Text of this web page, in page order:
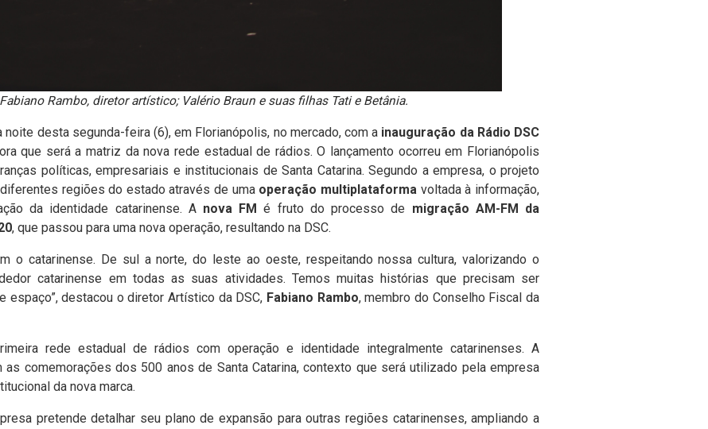
Rambo, diretor artístico; Valério Braun e suas filhas Tati e Betânia.
noite desta segunda-feira (6), em Florianópolis, no mercado, com a inauguração da Rádio DSC
que será a matriz da nova rede estadual de rádios. O lançamento ocorreu em Florianópolis
políticas, empresariais e institucionais de Santa Catarina. Segundo a empresa, o projeto
regiões do estado através de uma operação multiplataforma voltada à informação,
da identidade catarinense. A nova FM é fruto do processo de migração AM-FM da
, que passou para uma nova operação, resultando na DSC.
o catarinense. De sul a norte, do leste ao oeste, respeitando nossa cultura, valorizando o
catarinense em todas as suas atividades. Temos muitas histórias que precisam ser
espaço”, destacou o diretor Artístico da DSC, Fabiano Rambo, membro do Conselho Fiscal da
rede estadual de rádios com operação e identidade integralmente catarinenses. A
as comemorações dos 500 anos de Santa Catarina, contexto que será utilizado pela empresa
da nova marca.
pretende detalhar seu plano de expansão para outras regiões catarinenses, ampliando a